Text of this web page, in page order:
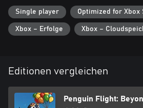
Single player Optimized for Xbox
Xbox – Erfolge Xbox –
Editionen vergleichen
Penguin Flight: